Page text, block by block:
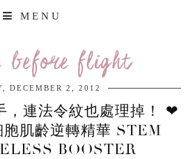
MENU
before flight
DECEMBER 2, 2012
，連法令紋也處理掉！ ❤
肌齡逆轉精華 STEM
BOOSTER